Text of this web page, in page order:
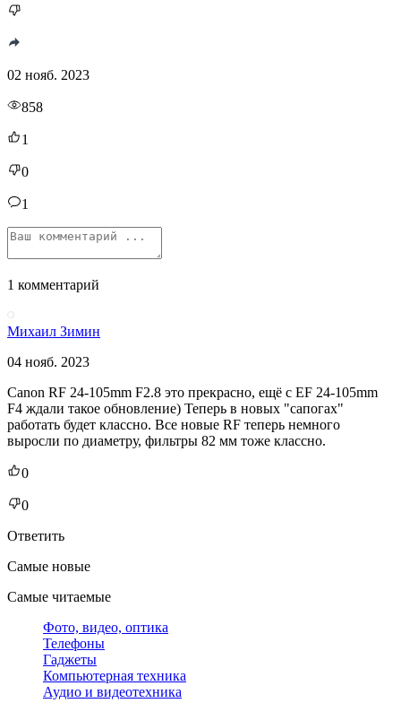
02 нояб. 2023
858
1
0
1
1 комментарий
Михаил Зимин
04 нояб. 2023
Canon RF 24-105mm F2.8 это прекрасно, ещё с EF 24-105mm
F4 ждали такое обновление) Теперь в новых "сапогах"
работать будет классно. Все новые RF теперь немного
выросли по диаметру, фильтры 82 мм тоже классно.
0
0
Ответить
Самые новые
Самые читаемые
Фото, видео, оптика
Телефоны
Гаджеты
Компьютерная техника
Аудио и видеотехника